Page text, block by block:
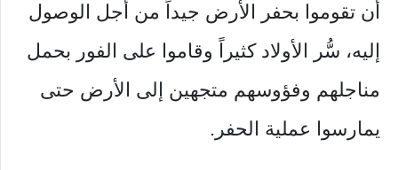
أن تقوموا بحفر الأرض جيداً من أجل الوصول
إليه، سُّر الأولاد كثيراً وقاموا على الفور بحمل
مناجلهم وفؤوسهم متجهين إلى الأرض حتى
يمارسوا عملية الحفر.